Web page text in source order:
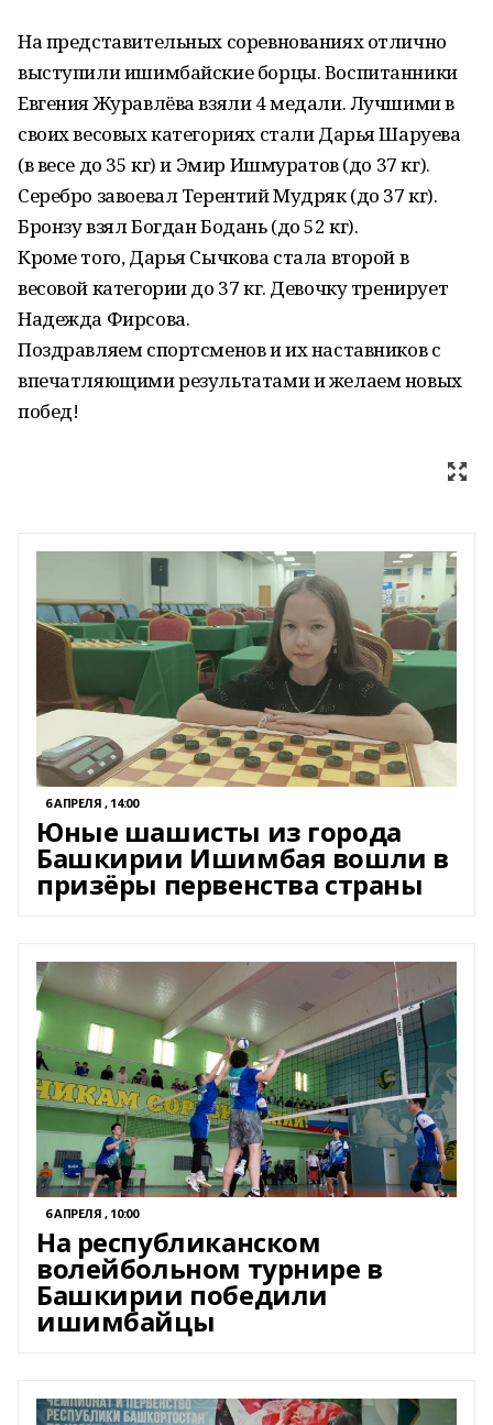
На представительных соревнованиях отлично
выступили ишимбайские борцы. Воспитанники
Евгения Журавлёва взяли 4 медали. Лучшими в
своих весовых категориях стали Дарья Шаруева
(в весе до 35 кг) и Эмир Ишмуратов (до 37 кг).
Серебро завоевал Терентий Мудряк (до 37 кг).
Бронзу взял Богдан Бодань (до 52 кг).
Кроме того, Дарья Сычкова стала второй в
весовой категории до 37 кг. Девочку тренирует
Надежда Фирсова.
Поздравляем спортсменов и их наставников с
впечатляющими результатами и желаем новых
побед!
6 АПРЕЛЯ , 14:00
Юные шашисты из города
Башкирии Ишимбая вошли в
призёры первенства страны
6 АПРЕЛЯ , 10:00
На республиканском
волейбольном турнире в
Башкирии победили
ишимбайцы